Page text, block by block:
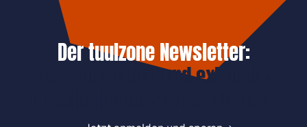
Der tuulzone Newsletter:
Jetzt anmelden und exklusive